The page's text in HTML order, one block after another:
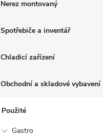
Nerez montovaný
Spotřebiče a inventář
Chladicí zařízení
Obchodní a skladové vybavení
Použité
Gastro